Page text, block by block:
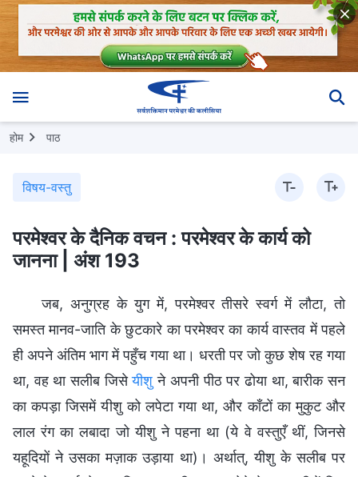
होम पाठ
विषय-वस्तु
परमेश्वर के दैनिक वचन : परमेश्वर के कार्य को
जानना | अंश 193
जब, अनुग्रह के युग में, परमेश्वर तीसरे स्वर्ग में लौटा, तो
समस्त मानव-जाति के छुटकारे का परमेश्वर का कार्य वास्तव में पहले
ही अपने अंतिम भाग में पहुँच गया था। धरती पर जो कुछ शेष रह गया
था, वह था सलीब जिसेयीशु ने अपनी पीठ पर ढोया था, बारीक सन
का कपड़ा जिसमें यीशु को लपेटा गया था, और काँटों का मुकुट और
लाल रंग का लबादा जो यीशु ने पहना था (ये वे वस्तुएँ थीं, जिनसे
यहूदियों ने उसका मज़ाक उड़ाया था)। अर्थात्, यीशु के सलीब पर